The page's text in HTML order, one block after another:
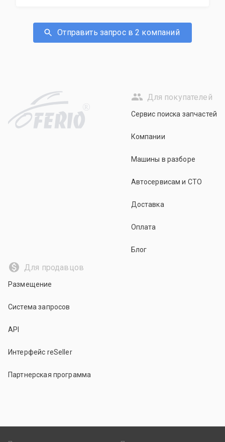
Отправить запрос в 2 компаний
R
Для покупателей
Сервис поиска запчастей
Компании
Машины в разборе
Автосервисам и СТО
Доставка
Оплата
Блог
Для продавцов
Размещение
Система запросов
API
Интерфейс reSeller
Партнерская программа